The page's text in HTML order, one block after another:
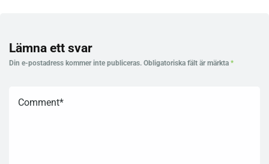
Lämna ett svar
Din e-postadress kommer inte publiceras. Obligatoriska fält är märkta *